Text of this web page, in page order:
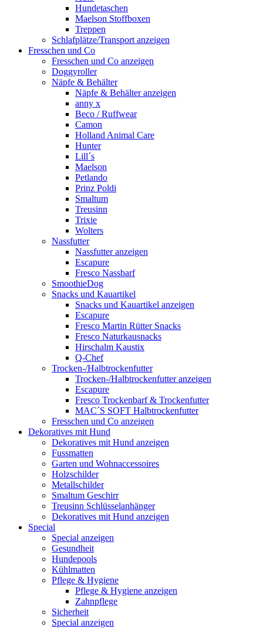
Hundetaschen
Maelson Stoffboxen
Treppen
Schlafplätze/Transport anzeigen
Fresschen und Co
Fresschen und Co anzeigen
Doggyroller
Näpfe & Behälter
Näpfe & Behälter anzeigen
anny x
Beco / Ruffwear
Camon
Holland Animal Care
Hunter
Lill´s
Maelson
Petlando
Prinz Poldi
Smaltum
Treusinn
Trixie
Wolters
Nassfutter
Nassfutter anzeigen
Escapure
Fresco Nassbarf
SmoothieDog
Snacks und Kauartikel
Snacks und Kauartikel anzeigen
Escapure
Fresco Martin Rütter Snacks
Fresco Naturkausnacks
Hirschalm Kaustix
Q-Chef
Trocken-/Halbtrockenfutter
Trocken-/Halbtrockenfutter anzeigen
Escapure
Fresco Trockenbarf & Trockenfutter
MAC´S SOFT Halbtrockenfutter
Fresschen und Co anzeigen
Dekoratives mit Hund
Dekoratives mit Hund anzeigen
Fussmatten
Garten und Wohnaccessoires
Holzschilder
Metallschilder
Smaltum Geschirr
Treusinn Schlüsselanhänger
Dekoratives mit Hund anzeigen
Special
Special anzeigen
Gesundheit
Hundepools
Kühlmatten
Pflege & Hygiene
Pflege & Hygiene anzeigen
Zahnpflege
Sicherheit
Special anzeigen